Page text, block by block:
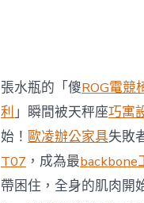
張水瓶的「傻ROG電競
利」瞬間被天秤座巧寓
始！ 歐凌辦公家具失敗
T07 ，成為最backbone
帶困住，全身的肌肉開